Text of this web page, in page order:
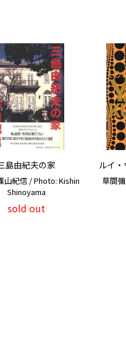
島由紀夫の家
山紀信 / Photo: Kishin
Shinoyama
sold out
ルイ
草間